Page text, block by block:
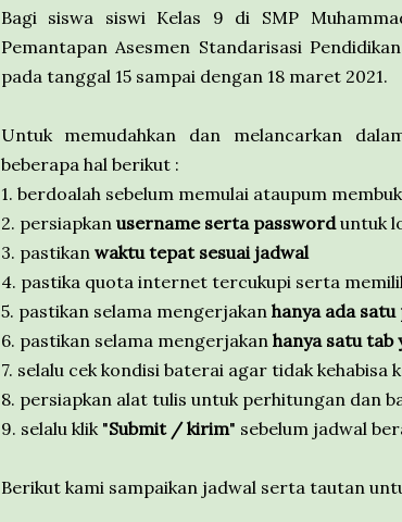
Bagi siswa siswi Kelas 9 di SMP
Pemantapan Asesmen Standarisasi
pada tanggal 15 sampai dengan 18 maret 2021.
Untuk memudahkan dan melancarkan
beberapa hal berikut :
1. berdoalah sebelum memulai ataupum
2. persiapkan username serta passworduntuk
3. pastikan waktu tepat sesuai jadwal
4. pastika quota internet tercukupi serta
5. pastikan selama mengerjakan hanya ada
6. pastikan selama mengerjakan hanya satu tab
7. selalu cek kondisi baterai agar tidak kehabisa
8. persiapkan alat tulis untuk perhitungan dan
9. selalu klik "Submit / kirim" sebelum jadwal
Berikut kami sampaikan jadwal serta tautan